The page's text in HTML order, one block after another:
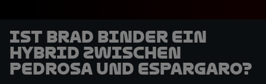
Ist Brad Binder ein
Hybrid zwischen
Pedrosa und Espargaro?